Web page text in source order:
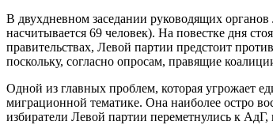
В двухдневном заседании руководящих
насчитывается 69 человек). На повестке дня
правительствах, Левой партии предстоит
поскольку, согласно опросам, правящие
Одной из главных проблем, которая угрожает
миграционной тематике. Она наиболее остро
избиратели Левой партии переметнулись к АдГ,